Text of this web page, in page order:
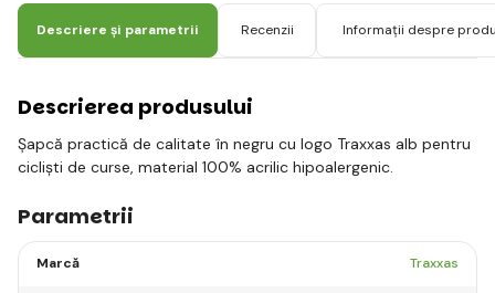
Descriere și parametrii Recenzii Informații despre
Descrierea produsului
Șapcă practică de calitate în negru cu logo Traxxas alb pentru
cicliști de curse, material 100% acrilic hipoalergenic.
Parametrii
Marcă Traxxas